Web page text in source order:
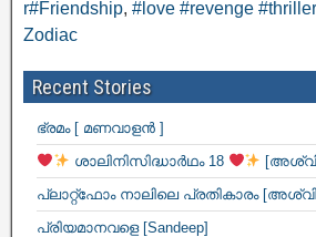
r#Friendship, #love #revenge #thriller
Zodiac
Recent Stories
ഭ്രമം [ മണവാളൻ ]
ശാലിനിസിദ്ധാർഥം 18
പ്ലാറ്റ്ഫോം നാലിലെ പ്രതികാരം
പ്രിയമാനവളെ [Sandeep]